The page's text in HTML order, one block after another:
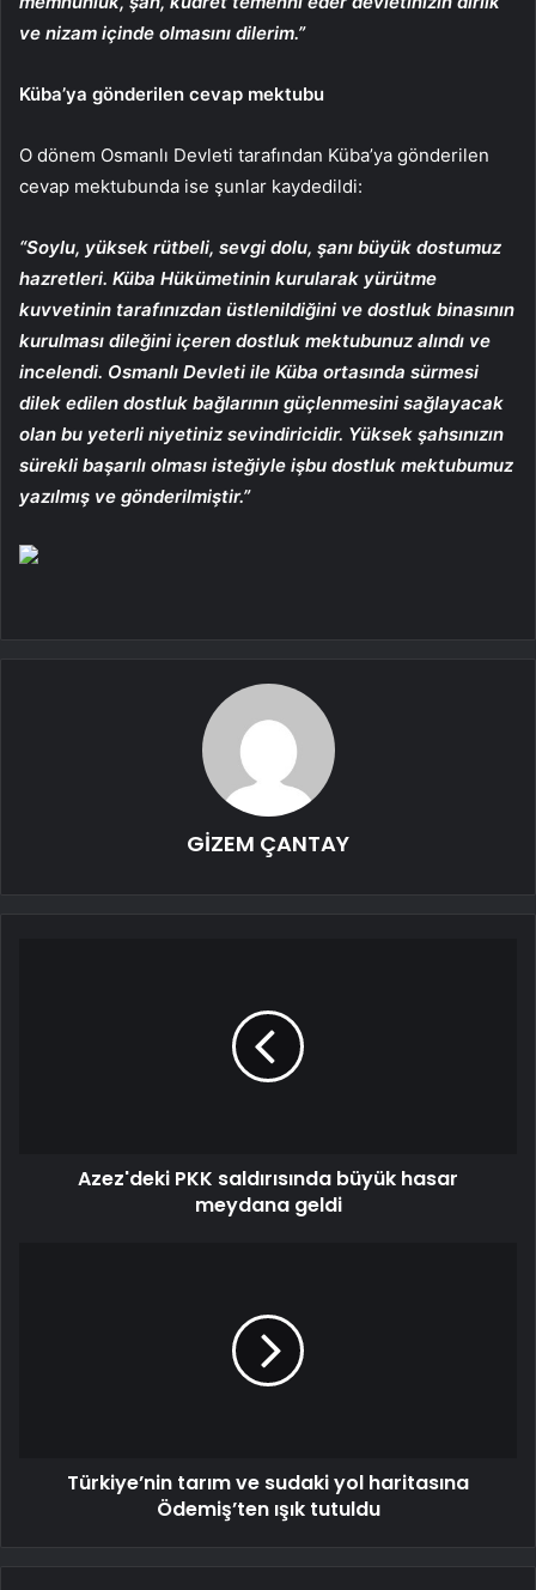
ve nizam içinde olmasını dilerim.”
Küba’ya gönderilen cevap mektubu
O dönem Osmanlı Devleti tarafından Küba’ya gönderilen
cevap mektubunda ise şunlar kaydedildi:
“Soylu, yüksek rütbeli, sevgi dolu, şanı büyük dostumuz
hazretleri. Küba Hükümetinin kurularak yürütme
kuvvetinin tarafınızdan üstlenildiğini ve dostluk binasının
kurulması dileğini içeren dostluk mektubunuz alındı ve
incelendi. Osmanlı Devleti ile Küba ortasında sürmesi
dilek edilen dostluk bağlarının güçlenmesini sağlayacak
olan bu yeterli niyetiniz sevindiricidir. Yüksek şahsınızın
sürekli başarılı olması isteğiyle işbu dostluk mektubumuz
yazılmış ve gönderilmiştir.”
GİZEM ÇANTAY
Azez'deki PKK saldırısında büyük hasar
meydana geldi
Türkiye’nin tarım ve sudaki yol haritasına
Ödemiş’ten ışık tutuldu